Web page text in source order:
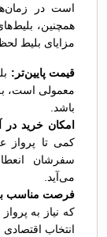
است در
همچنین،
مزایای بلیط
قیمت پایین‌تر:
معمولی است،
باشد.
امکان خرید
کمی تا پرواز
سفرشان
می‌آید.
فرصت مناسب
که نیاز به
انتخاب اقتصادی